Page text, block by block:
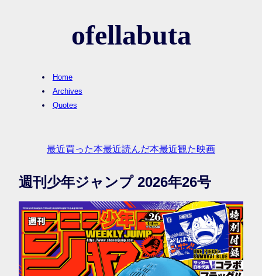
ofellabuta
Home
Archives
Quotes
最近買った本最近読んだ本最近観た映画
週刊少年ジャンプ 2026年26号